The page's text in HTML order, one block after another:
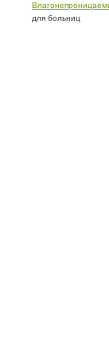
для больниц